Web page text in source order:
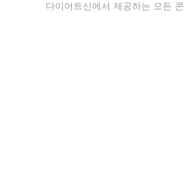
다이어트신에서 제공하는 모든